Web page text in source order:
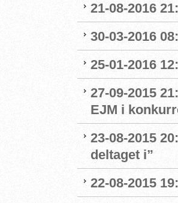
21-08-2016
30-03-2016
25-01-2016
27-09-2015
EJM i
23-08-2015
deltaget i”
22-08-2015